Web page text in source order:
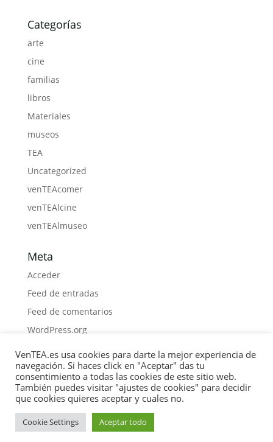
Categorías
arte
cine
familias
libros
Materiales
museos
TEA
Uncategorized
venTEAcomer
venTEAlcine
venTEAlmuseo
Meta
Acceder
Feed de entradas
Feed de comentarios
WordPress.org
Política de Cookies Privacidad
Boletín
Medios
Contacto Materiales
VenTEA.es usa cookies para darte la mejor experiencia de
navegación. Si haces click en "Aceptar" das tu
consentimiento a todas las cookies de este sitio web.
También puedes visitar "ajustes de cookies" para decidir
que cookies quieres aceptar y cuales no.
Cookie Settings Aceptar todo